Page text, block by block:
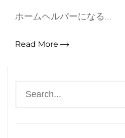
ホームヘルパーになる...
Read More